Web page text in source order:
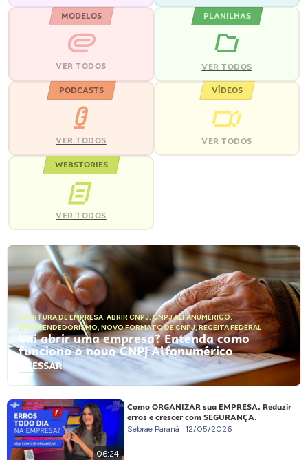
MODELOS
VER TODOS
PLANILHAS
VER TODOS
PODCASTS
VER TODOS
VÍDEOS
VER TODOS
WEBSTORIES
VER TODOS
ABERTURA DE EMPRESA, ABRIR CNPJ,CNPJ ALFANUMÉRICO,
EMPREENDEDORISMO, NOVO FORMATO DE CNPJ,RECEITA FEDERAL
Vai abrir uma empresa? Entenda como
funciona o novo CNPJ Alfanumérico
ACESSAR
06:24
Como ORGANIZAR sua EMPRESA. Reduzir
erros e crescer com SEGURANÇA.
Sebrae Paraná 12/05/2026